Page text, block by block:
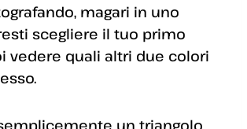
magari in uno
scegliere il tuo primo
vedere quali altri due colori
un triangolo